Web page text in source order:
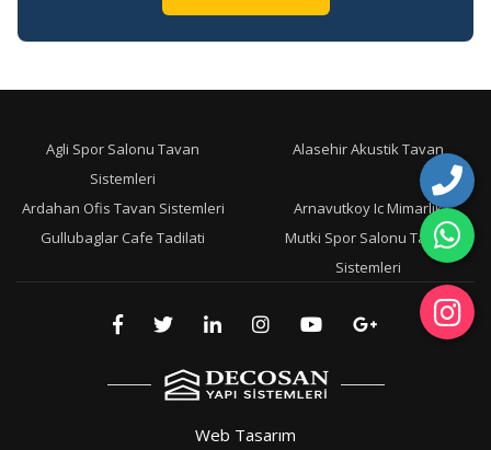
Agli Spor Salonu Tavan
Sistemleri
Alasehir Akustik Tavan
Ardahan Ofis Tavan Sistemleri
Arnavutkoy Ic Mimarlik
Gullubaglar Cafe Tadilati
Mutki Spor Salonu Tavan
Sistemleri
Web Tasarım